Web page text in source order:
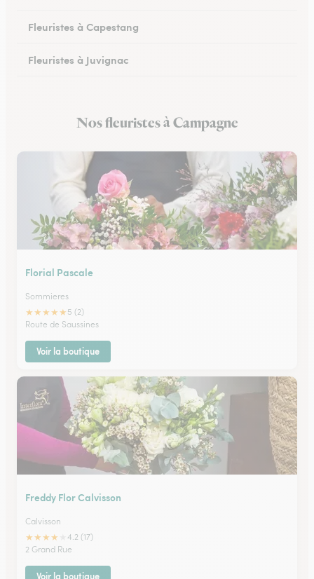
Fleuristes à Capestang
Fleuristes à Juvignac
Fleuristes à Pignan
Nos fleuristes à Campagne
Florial Pascale
Sommieres
★★★★★ 5 (2)
Route de Saussines
Voir la boutique
Freddy Flor Calvisson
Calvisson
★★★★
4.2 (17)
2 Grand Rue
Voir la boutique